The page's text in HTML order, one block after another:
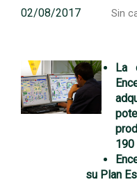
02/08/2017 Sin
La
190
su Plan